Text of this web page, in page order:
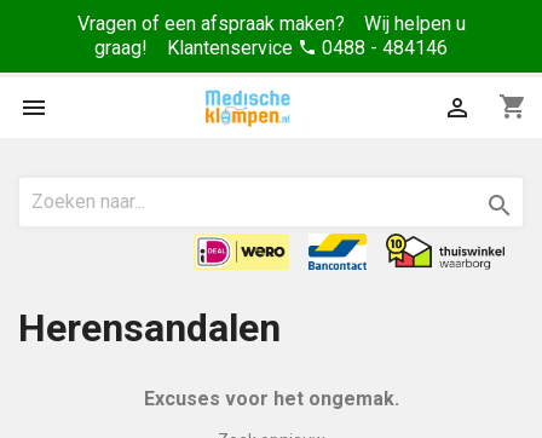
Vragen of een afspraak maken? Wij helpen u
graag! Klantenservice phone 0488 - 484146
 shopping_cart


Herensandalen
Excuses voor het ongemak.